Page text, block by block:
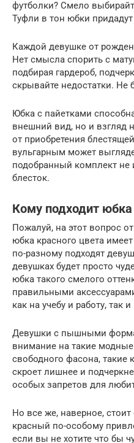
футболки? Смело
Туфли в тон юбки
Каждой девушке от
Нет смысла спорить с
подбирая гардероб,
скрывайте недостатки. Не
Юбка с пайетками
внешний вид, но и взгляд
от приобретения
вульгарным может
подобранный комплект не
блесток.
Кому подходит юбка
Пожалуй, на этот вопрос
юбка красного цвета
по-разному подходят
девушках будет просто
юбка такого смелого
правильными
как на учебу и работу, так
Девушки с пышными
внимание на такие
свободного фасона, такие
скроет лишнее и
особых запретов для
Но все же, наверное, стоит
красный по-особому
если вы не хотите что бы